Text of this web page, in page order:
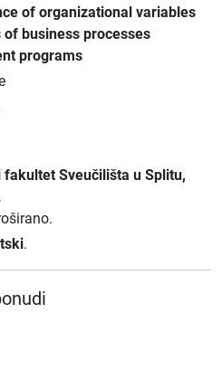
of organizational variables
of business processes
programs
fakultet Sveučilišta u Splitu,
.